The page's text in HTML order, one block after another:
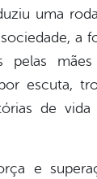
uma
a
pelas
escuta,
de vida
e